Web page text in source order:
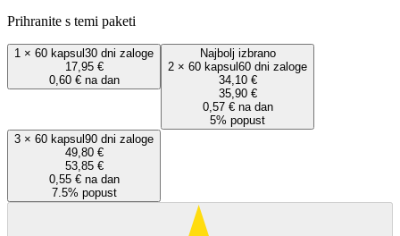
Prihranite s temi paketi
1 × 60 kapsul 30 dni zaloge
17,95 €
0,60 € na dan
Najbolj izbrano
2 × 60 kapsul 60 dni zaloge
34,10 €
35,90 €
0,57 € na dan
5% popust
3 × 60 kapsul 90 dni zaloge
49,80 €
53,85 €
0,55 € na dan
7.5% popust